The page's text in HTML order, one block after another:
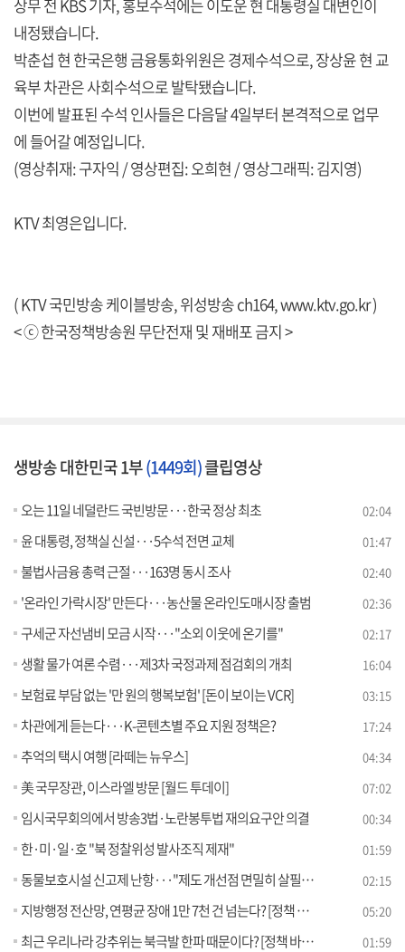
상무 전 KBS 기자, 홍보수석에는 이도운 현 대통령실 대변인이
내정됐습니다.
박춘섭 현 한국은행 금융통화위원은 경제수석으로, 장상윤 현 교
육부 차관은 사회수석으로 발탁됐습니다.
이번에 발표된 수석 인사들은 다음달 4일부터 본격적으로 업무
에 들어갈 예정입니다.
(영상취재: 구자익 / 영상편집: 오희현 / 영상그래픽: 김지영)
KTV 최영은입니다.
( KTV 국민방송 케이블방송, 위성방송 ch164,www.ktv.go.kr)
< ⓒ 한국정책방송원 무단전재 및 재배포 금지 >
생방송 대한민국 1부(1449회)클립영상
오는 11일 네덜란드 국빈방문···한국 정상 최초 02:04
윤 대통령, 정책실 신설···5수석 전면 교체 01:47
불법사금융 총력 근절···163명 동시 조사 02:40
'온라인 가락시장' 만든다···농산물 온라인도매시장 출범 02:36
구세군 자선냄비 모금 시작···"소외 이웃에 온기를" 02:17
생활 물가 여론 수렴···제3차 국정과제 점검회의 개최 16:04
보험료 부담 없는 '만 원의 행복보험' [돈이 보이는 VCR] 03:15
차관에게 듣는다···K-콘텐츠별 주요 지원 정책은? 17:24
추억의 택시 여행 [라떼는 뉴우스] 04:34
美 국무장관, 이스라엘 방문 [월드 투데이] 07:02
임시국무회의에서 방송3법·노란봉투법 재의요구안 의결 00:34
한·미·일·호 "북 정찰위성 발사조직 제재" 01:59
동물보호시설 신고제 난항···"제도 개선점 면밀히 살필 것" 02:15
지방행정 전산망, 연평균 장애 1만 7천 건 넘는다? [정책 바로보기] 05:20
최근 우리나라 강추위는 북극발 한파 때문이다? [정책 바로보기] 01:59